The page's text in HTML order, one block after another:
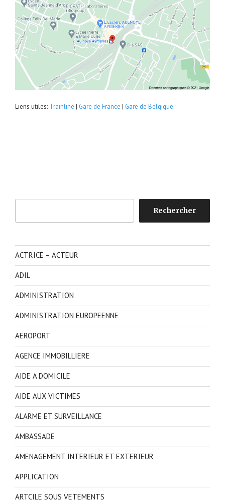
Liens utiles: Trainline | Gare de France | Gare de Belgique
Rechercher
ACTRICE – ACTEUR
ADIL
ADMINISTRATION
ADMINISTRATION EUROPEENNE
AEROPORT
AGENCE IMMOBILLIERE
AIDE A DOMICILE
AIDE AUX VICTIMES
ALARME ET SURVEILLANCE
AMBASSADE
AMENAGEMENT INTERIEUR ET EXTERIEUR
APPLICATION
ARTCILE SOUS VETEMENTS